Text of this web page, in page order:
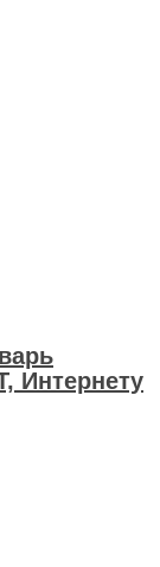
Интернету